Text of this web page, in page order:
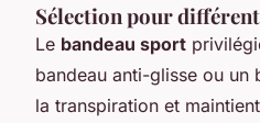
Sélection pour
Le bandeau sport
bandeau anti-glisse ou un
la transpiration et